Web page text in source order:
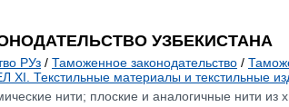
УЗБЕКИСТАНА
РУз / Таможенное законодательство /
XI. Текстильные материалы и текстильные
нити; плоские и аналогичные нити из